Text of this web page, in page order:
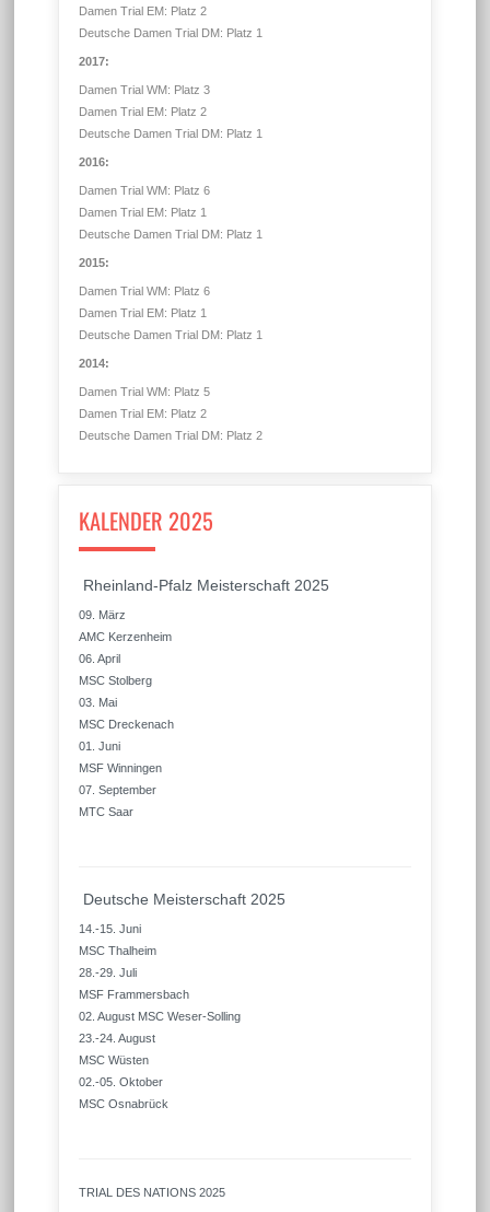
Damen Trial EM: Platz 2
Deutsche Damen Trial DM: Platz 1
2017:
Damen Trial WM: Platz 3
Damen Trial EM: Platz 2
Deutsche Damen Trial DM: Platz 1
2016:
Damen Trial WM: Platz 6
Damen Trial EM: Platz 1
Deutsche Damen Trial DM: Platz 1
2015:
Damen Trial WM: Platz 6
Damen Trial EM: Platz 1
Deutsche Damen Trial DM: Platz 1
2014:
Damen Trial WM: Platz 5
Damen Trial EM: Platz 2
Deutsche Damen Trial DM: Platz 2
KALENDER 2025
Rheinland-Pfalz Meisterschaft 2025
09. März
AMC Kerzenheim
06. April
MSC Stolberg
03. Mai
MSC Dreckenach
01. Juni
MSF Winningen
07. September
MTC Saar
Deutsche Meisterschaft 2025
14.-15. Juni
MSC Thalheim
28.-29. Juli
MSF Frammersbach
02. August MSC Weser-Solling
23.-24. August
MSC Wüsten
02.-05. Oktober
MSC Osnabrück
TRIAL DES NATIONS 2025